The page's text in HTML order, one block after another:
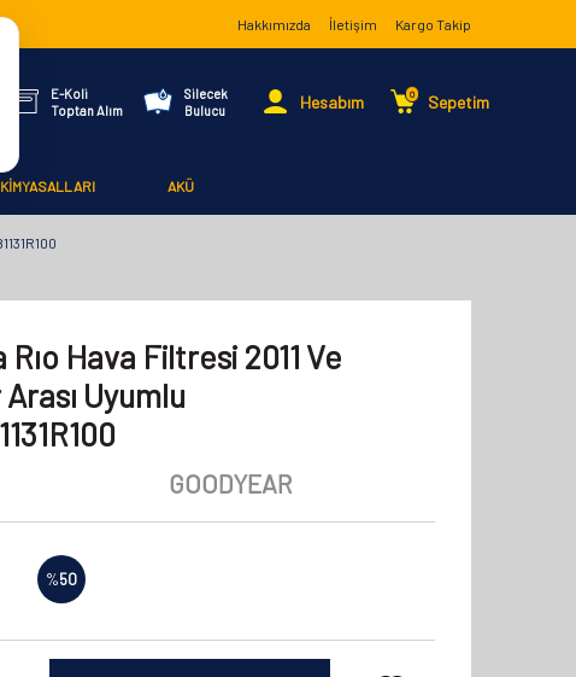
Hakkımızda İletişim Kargo Takip
E-Koli
Toptan Alım
Silecek
Bulucu
Hesabım 0 Sepetim
KİMYASALLARI AKÜ
Rıo Hava Filtresi 2011 Ve
Uyumlu
GOODYEAR
%50